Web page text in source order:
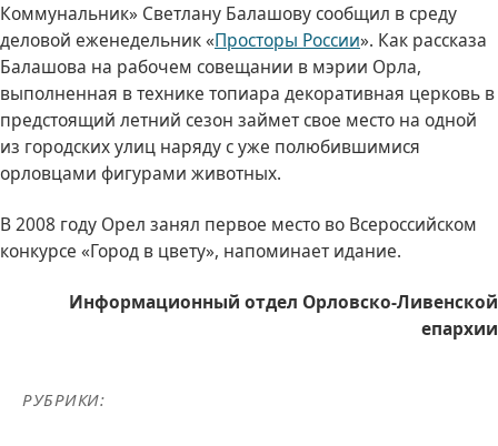
Коммунальник» Светлану Балашову сообщил в среду
деловой еженедельник «Просторы России». Как рассказа
Балашова на рабочем совещании в мэрии Орла,
выполненная в технике топиара декоративная церковь в
предстоящий летний сезон займет свое место на одной
из городских улиц наряду с уже полюбившимися
орловцами фигурами животных.
В 2008 году Орел занял первое место во Всероссийском
конкурсе «Город в цвету», напоминает идание.
Информационный отдел Орловско-Ливенской
епархии
РУБРИКИ: